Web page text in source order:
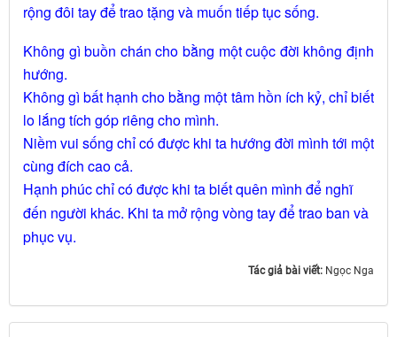
rộng đôi tay để trao tặng và muốn tiếp tục sống.
Không gì buồn chán cho bằng một cuộc đời không định
hướng.
Không gì bất hạnh cho bằng một tâm hồn ích kỷ, chỉ biết
lo lắng tích góp riêng cho mình.
Niềm vui sống chỉ có được khi ta hướng đời mình tới một
cùng đích cao cả.
Hạnh phúc chỉ có được khi ta biết quên mình để nghĩ
đến người khác. Khi ta mở rộng vòng tay để trao ban và
phục vụ.
Tác giả bài viết: Ngọc Nga